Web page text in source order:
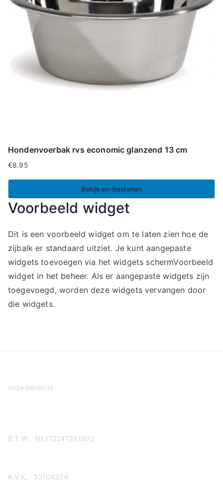
Hondenvoerbak rvs economic glanzend 13 cm
€8.95
Bekijken-Bestellen
Voorbeeld widget
Dit is een voorbeeld widget om te laten zien hoe de
zijbalk er standaard uitziet. Je kunt aangepaste
widgets toevoegen via het widgets schermVoorbeeld
widget in het beheer. Als er aangepaste widgets zijn
toegevoegd, worden deze widgets vervangen door
die widgets.
onzedieren.nl
B.T.W. NL172247251B02
K.V.K. 32104324